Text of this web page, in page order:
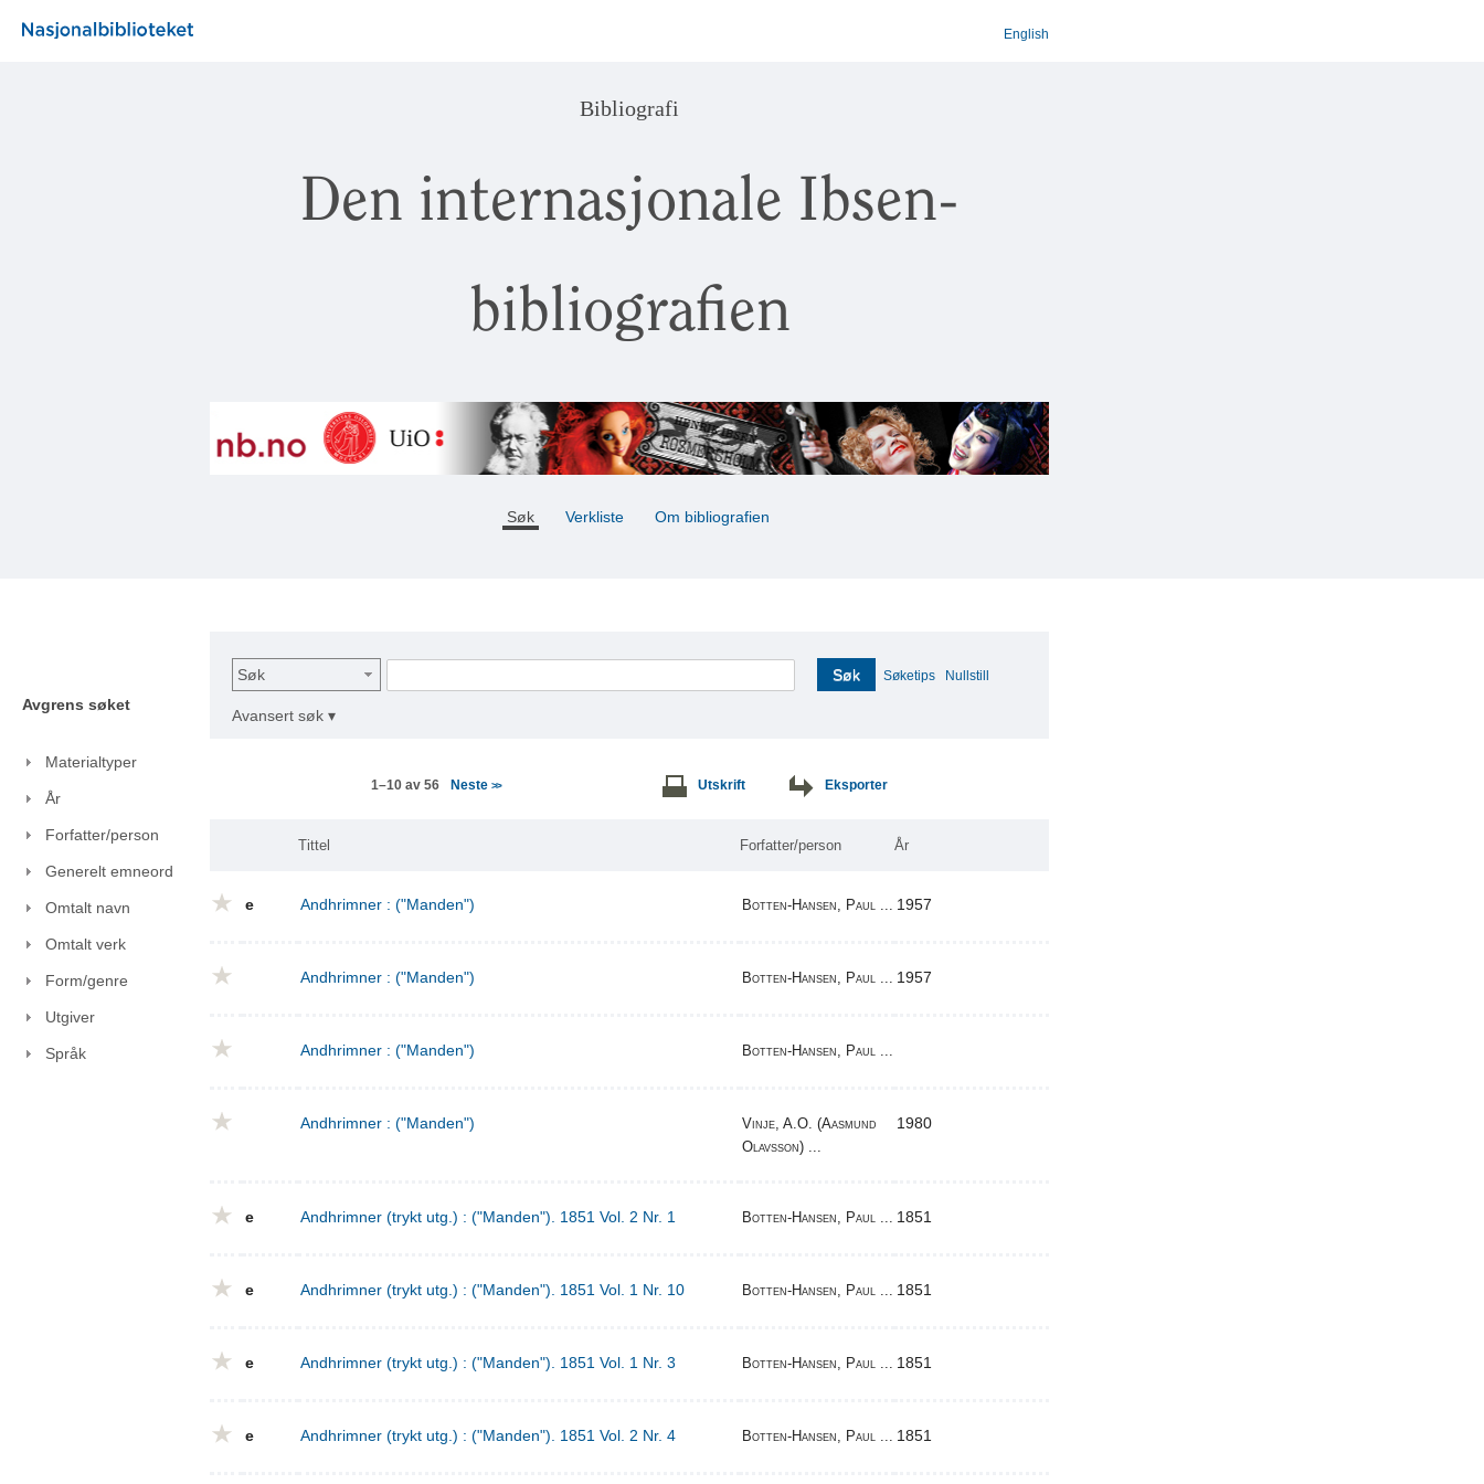
English
Bibliografi
Den internasjonale Ibsen-
bibliografien
Søk Verkliste Om bibliografien
Avgrens søket
Materialtyper
År
Forfatter/person
Generelt emneord
Omtalt navn
Omtalt verk
Form/genre
Utgiver
Språk
Søk Søk Søketips Nullstill
Avansert søk ▾
1–10 av 56 Neste>> Utskrift Eksporter
Tittel Forfatter/person År
e Andhrimner : ("Manden") Botten-Hansen, Paul ... 1957
Andhrimner : ("Manden") Botten-Hansen, Paul ... 1957
Andhrimner : ("Manden") Botten-Hansen, Paul ...
Andhrimner : ("Manden")
Vinje, A.O. (Aasmund
Olavsson) ...
1980
e Andhrimner (trykt utg.) : ("Manden"). 1851 Vol. 2 Nr. 1 Botten-Hansen, Paul ... 1851
e Andhrimner (trykt utg.) : ("Manden"). 1851 Vol. 1 Nr. 10 Botten-Hansen, Paul ... 1851
e Andhrimner (trykt utg.) : ("Manden"). 1851 Vol. 1 Nr. 3 Botten-Hansen, Paul ... 1851
e Andhrimner (trykt utg.) : ("Manden"). 1851 Vol. 2 Nr. 4 Botten-Hansen, Paul ... 1851